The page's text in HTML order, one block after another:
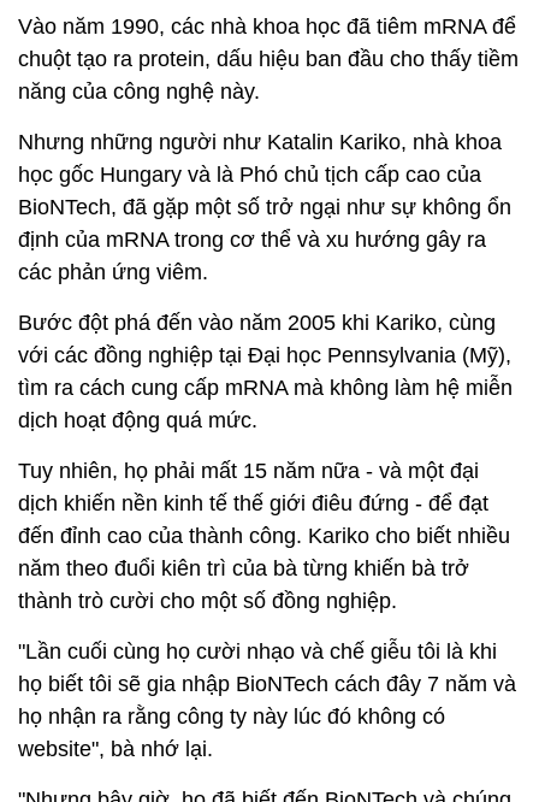
Vào năm 1990, các nhà khoa học đã tiêm mRNA để
chuột tạo ra protein, dấu hiệu ban đầu cho thấy tiềm
năng của công nghệ này.
Nhưng những người như Katalin Kariko, nhà khoa
học gốc Hungary và là Phó chủ tịch cấp cao của
BioNTech, đã gặp một số trở ngại như sự không ổn
định của mRNA trong cơ thể và xu hướng gây ra
các phản ứng viêm.
Bước đột phá đến vào năm 2005 khi Kariko, cùng
với các đồng nghiệp tại Đại học Pennsylvania (Mỹ),
tìm ra cách cung cấp mRNA mà không làm hệ miễn
dịch hoạt động quá mức.
Tuy nhiên, họ phải mất 15 năm nữa - và một đại
dịch khiến nền kinh tế thế giới điêu đứng - để đạt
đến đỉnh cao của thành công. Kariko cho biết nhiều
năm theo đuổi kiên trì của bà từng khiến bà trở
thành trò cười cho một số đồng nghiệp.
"Lần cuối cùng họ cười nhạo và chế giễu tôi là khi
họ biết tôi sẽ gia nhập BioNTech cách đây 7 năm và
họ nhận ra rằng công ty này lúc đó không có
website", bà nhớ lại.